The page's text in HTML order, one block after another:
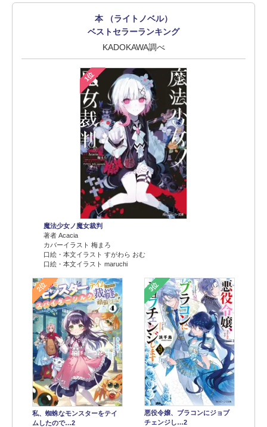
本 （ライトノベル）
ベストセラーランキング
KADOKAWA調べ
1位
魔法少女ノ魔女裁判
著者 Acacia
カバーイラスト 梅まろ
口絵・本文イラスト すがわら おむ
口絵・本文イラスト maruchi
2位
私、蜘蛛なモンスターをテイ
ムしたので…2
3位
悪役令嬢、ブラコンにジョブ
チェンジし…2